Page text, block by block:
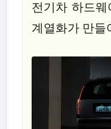
전기차 하드
계열화가 만들